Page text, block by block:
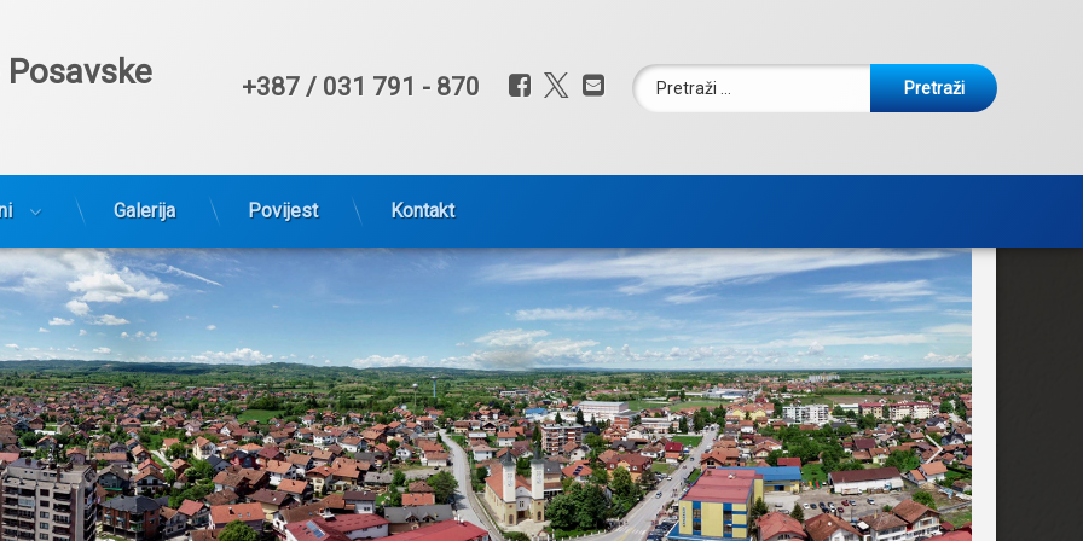
Broj telefona
+387 / 031 791 - 870 Facebook
X.com
E-mail
Pretraži:
Galerija Povijest Kontakt